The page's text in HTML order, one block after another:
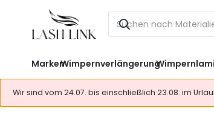
MarkenWimpernverlängerung
Wir sind vom 24.07. bis einschließlich 23.08. im